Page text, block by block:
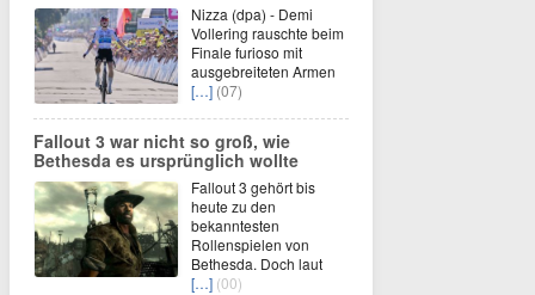
Nizza (dpa) - Demi
Vollering rauschte beim
Finale furioso mit
ausgebreiteten Armen
[…] (07)
Fallout 3 war nicht so groß, wie
Bethesda es ursprünglich wollte
Fallout 3 gehört bis
heute zu den
bekanntesten
Rollenspielen von
Bethesda. Doch laut
[…] (00)